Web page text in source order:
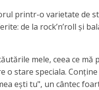
printr-o varietate de
de la rock’n’roll și
mele, ceea ce mă
o stare speciala. Conține
ești tu", un cântec